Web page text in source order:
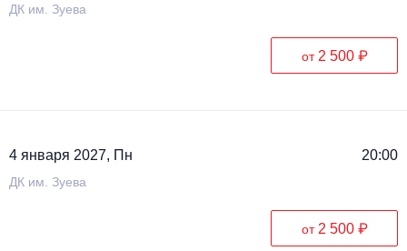
ДК им. Зуева
от 2 500 ₽
4 января 2027, Пн 20:00
ДК им. Зуева
от 2 500 ₽